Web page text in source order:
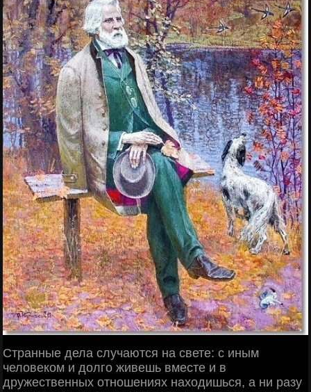
Странные дела случаются на свете: с иным
человеком и долго живешь вместе и в
дружественных отношениях находишься, а ни разу